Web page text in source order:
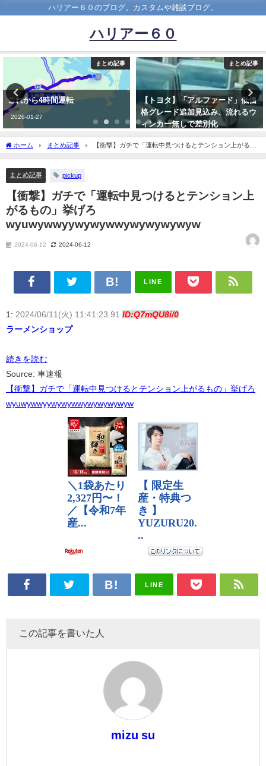
ハリアー６０のブログ。カスタムや雑談ブログ。
ハリアー６０
まとめ記事
【トヨタ】「アルファード」低価
格グレード追加見込み、流れるウ
ィンカー無しで差別化
まとめ記事
「自分の車はどこに？」、カーシ
ェア会社が突然の破産連絡
2020-10-17
ホーム まとめ記事
【衝撃】ガチで「運転中見つけるとテンション上がるも
の」挙げろwyuwywwyywywywwywywywywyw
まとめ記事 pickup
【衝撃】ガチで「運転中見つけるとテンション上
がるもの」挙げろ
wyuwywwyywywywwywywywywyw
2024-06-12 2024-06-12
LINE
1: 2024/06/11(火) 11:41:23.91 ID:Q7mQU8i/0
ラーメンショップ
続きを読む
Source: 車速報
【衝撃】ガチで「運転中見つけるとテンション上がるもの」挙げろ
wyuwywwyywywywwywywywywyw
LINE
この記事を書いた人
mizu su